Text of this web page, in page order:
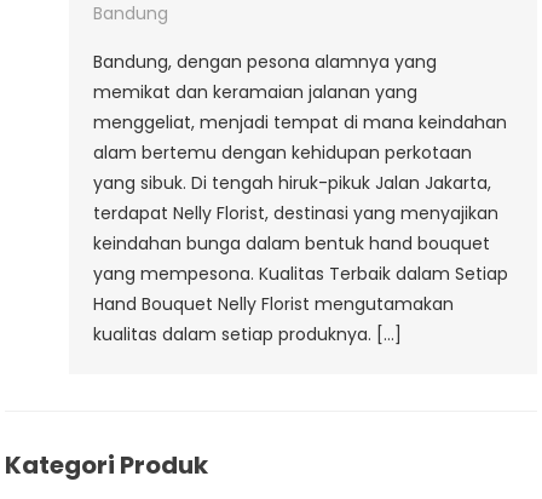
Bandung
Bandung, dengan pesona alamnya yang
memikat dan keramaian jalanan yang
menggeliat, menjadi tempat di mana keindahan
alam bertemu dengan kehidupan perkotaan
yang sibuk. Di tengah hiruk-pikuk Jalan Jakarta,
terdapat Nelly Florist, destinasi yang menyajikan
keindahan bunga dalam bentuk hand bouquet
yang mempesona. Kualitas Terbaik dalam Setiap
Hand Bouquet Nelly Florist mengutamakan
kualitas dalam setiap produknya. […]
Kategori Produk